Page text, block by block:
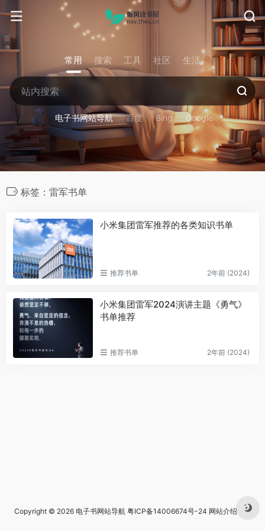
常用 搜索 工具 社区 生活
电子书网站导航 百度 Bing Google
标签：雷军书单
小米集团雷军推荐的各类知识书单
推荐书单 2年前 (2024)
小米集团雷军2024演讲主题《勇气》
书单推荐
推荐书单 2年前 (2024)
Copyright © 2026 电子书网站导航 粤ICP备14006674号-24 网站介绍